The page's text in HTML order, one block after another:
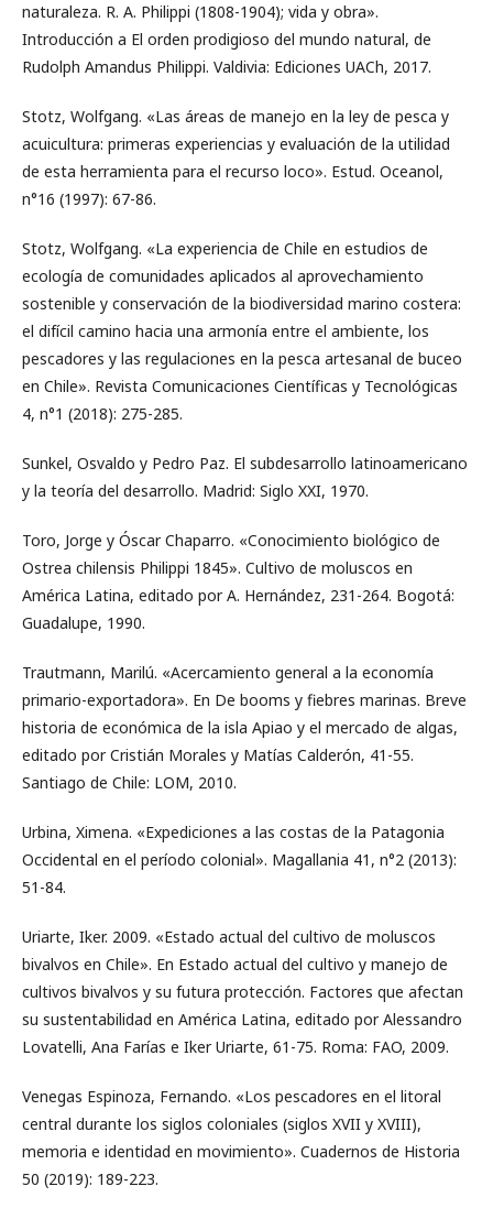
naturaleza. R. A. Philippi (1808-1904); vida y obra».
Introducción a El orden prodigioso del mundo natural, de
Rudolph Amandus Philippi. Valdivia: Ediciones UACh, 2017.
Stotz, Wolfgang. «Las áreas de manejo en la ley de pesca y
acuicultura: primeras experiencias y evaluación de la utilidad
de esta herramienta para el recurso loco». Estud. Oceanol,
n°16 (1997): 67-86.
Stotz, Wolfgang. «La experiencia de Chile en estudios de
ecología de comunidades aplicados al aprovechamiento
sostenible y conservación de la biodiversidad marino costera:
el difícil camino hacia una armonía entre el ambiente, los
pescadores y las regulaciones en la pesca artesanal de buceo
en Chile». Revista Comunicaciones Científicas y Tecnológicas
4, n°1 (2018): 275-285.
Sunkel, Osvaldo y Pedro Paz. El subdesarrollo latinoamericano
y la teoría del desarrollo. Madrid: Siglo XXI, 1970.
Toro, Jorge y Óscar Chaparro. «Conocimiento biológico de
Ostrea chilensis Philippi 1845». Cultivo de moluscos en
América Latina, editado por A. Hernández, 231-264. Bogotá:
Guadalupe, 1990.
Trautmann, Marilú. «Acercamiento general a la economía
primario-exportadora». En De booms y fiebres marinas. Breve
historia de económica de la isla Apiao y el mercado de algas,
editado por Cristián Morales y Matías Calderón, 41-55.
Santiago de Chile: LOM, 2010.
Urbina, Ximena. «Expediciones a las costas de la Patagonia
Occidental en el período colonial». Magallania 41, n°2 (2013):
51-84.
Uriarte, Iker. 2009. «Estado actual del cultivo de moluscos
bivalvos en Chile». En Estado actual del cultivo y manejo de
cultivos bivalvos y su futura protección. Factores que afectan
su sustentabilidad en América Latina, editado por Alessandro
Lovatelli, Ana Farías e Iker Uriarte, 61-75. Roma: FAO, 2009.
Venegas Espinoza, Fernando. «Los pescadores en el litoral
central durante los siglos coloniales (siglos XVII y XVIII),
memoria e identidad en movimiento». Cuadernos de Historia
50 (2019): 189-223.